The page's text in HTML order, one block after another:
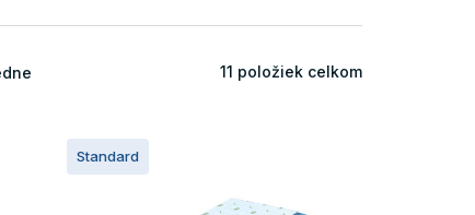
11 položiek celkom
Standard